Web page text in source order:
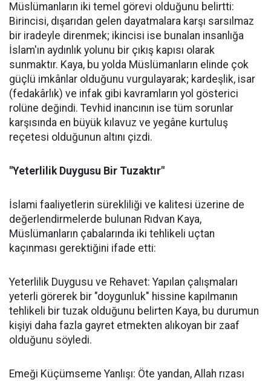
Müslümanların iki temel görevi olduğunu belirtti:
Birincisi, dışarıdan gelen dayatmalara karşı sarsılmaz
bir iradeyle direnmek; ikincisi ise bunalan insanlığa
İslam'ın aydınlık yolunu bir çıkış kapısı olarak
sunmaktır. Kaya, bu yolda Müslümanların elinde çok
güçlü imkânlar olduğunu vurgulayarak; kardeşlik, isar
(fedakârlık) ve infak gibi kavramların yol gösterici
rolüne değindi. Tevhid inancının ise tüm sorunlar
karşısında en büyük kılavuz ve yegâne kurtuluş
reçetesi olduğunun altını çizdi.
"Yeterlilik Duygusu Bir Tuzaktır"
İslami faaliyetlerin sürekliliği ve kalitesi üzerine de
değerlendirmelerde bulunan Rıdvan Kaya,
Müslümanların çabalarında iki tehlikeli uçtan
kaçınması gerektiğini ifade etti:
Yeterlilik Duygusu ve Rehavet: Yapılan çalışmaları
yeterli görerek bir "doygunluk" hissine kapılmanın
tehlikeli bir tuzak olduğunu belirten Kaya, bu durumun
kişiyi daha fazla gayret etmekten alıkoyan bir zaaf
olduğunu söyledi.
Emeği Küçümseme Yanlışı: Öte yandan, Allah rızası